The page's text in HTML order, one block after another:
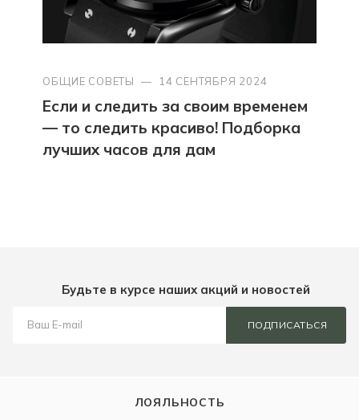
ОБЩИЕ СОВЕТЫ — 14 СЕНТЯБРЯ 2024
Если и следить за своим временем
— то следить красиво! Подборка
лучших часов для дам
Будьте в курсе наших акций и новостей
ПОДПИСАТЬСЯ
ЛОЯЛЬНОСТЬ